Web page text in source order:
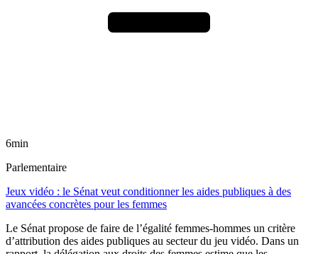
6min
Parlementaire
Jeux vidéo : le Sénat veut conditionner les aides publiques à des
avancées concrètes pour les femmes
Le Sénat propose de faire de l’égalité femmes-hommes un critère
d’attribution des aides publiques au secteur du jeu vidéo. Dans un